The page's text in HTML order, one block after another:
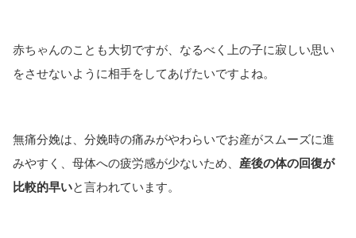
赤ちゃんのことも大切ですが、なるべく上の子に寂しい思い
をさせないように相手をしてあげたいですよね。
無痛分娩は、分娩時の痛みがやわらいでお産がスムーズに進
みやすく、母体への疲労感が少ないため、 産後の体の回復が
比較的早いと言われています。